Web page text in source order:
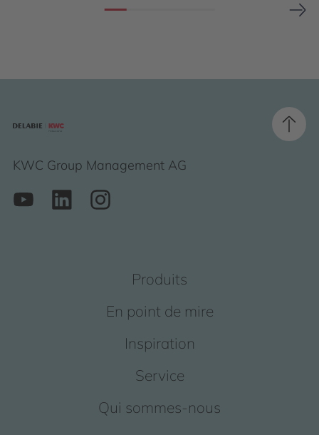
KWC Group Management AG
Produits
En point de mire
Inspiration
Service
Qui sommes-nous